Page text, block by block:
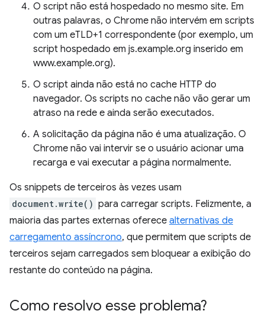
O script não está hospedado no mesmo site. Em
outras palavras, o Chrome não intervém em scripts
com um eTLD+1 correspondente (por exemplo, um
script hospedado em js.example.org inserido em
www.example.org).
O script ainda não está no cache HTTP do
navegador. Os scripts no cache não vão gerar um
atraso na rede e ainda serão executados.
A solicitação da página não é uma atualização. O
Chrome não vai intervir se o usuário acionar uma
recarga e vai executar a página normalmente.
Os snippets de terceiros às vezes usam
document.write() para carregar scripts. Felizmente, a
maioria das partes externas oferece alternativas de
carregamento assíncrono, que permitem que scripts de
terceiros sejam carregados sem bloquear a exibição do
restante do conteúdo na página.
Como resolvo esse problema?